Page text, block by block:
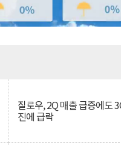
질로우, 2Q 매출 급증에도
진에 급락